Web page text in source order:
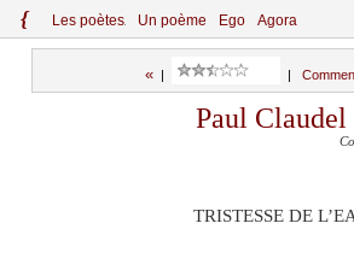
{ Les poètes Un poème Ego Agora
«|
Paul Claudel
TRISTESSE DE